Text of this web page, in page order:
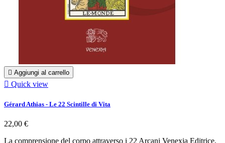
 Aggiungi al carrello
 Quick view
Gérard Athias - Le 22 Scintille di Vita
22,00 €
La comprensione del corpo attraverso i 22 Arcani Venexia Editrice,